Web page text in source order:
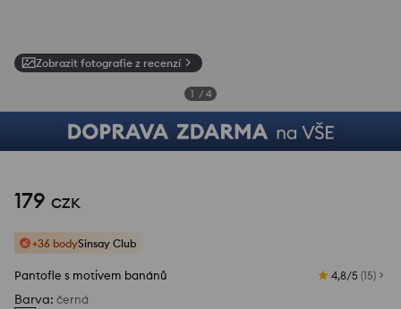
Zobrazit fotografie z recenzí
1 / 4
179 CZK
+36 bodySinsay Club
Pantofle s motivem banánů 4,8/5 (15)
Barva: černá